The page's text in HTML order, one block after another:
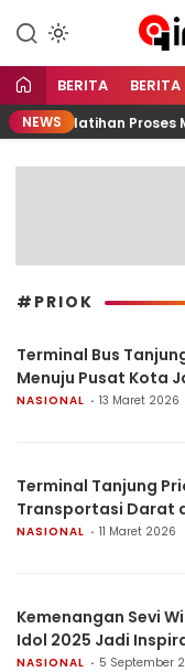
BERITA BERITA
NEWS
Pelatihan Proses
#PRIOK
Terminal Bus
Menuju Pusat Kota
NASIONAL 13 Maret 2026
Terminal Tanjung
Transportasi Darat
NASIONAL 11 Maret 2026
Kemenangan Sevi
Idol 2025 Jadi
NASIONAL 5 September